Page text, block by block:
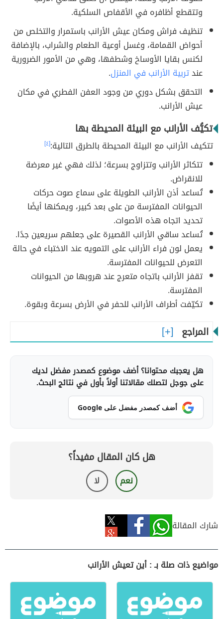
وتتقطع أظافره في الأقفاص السلكية.
تنظيف فراش ومكان عيش الأرانب باستمرار والتخلص من
أحواض القمامة، وغسل أوعية الطعام والشراب، بالإضافة
لكنس بقايا الأوساخ وشطفها، وهي من الأمور الضرورية
عندتربية الأرانب في المنزل.
التحقق بشكل دوري من وجود العفن الفطري في مكان
عيش الأرانب.
تكيُّف الأرانب مع البيئة المحيطة بها
تتكيف الأرانب مع البيئة المحيطة بالطرق التالية:[٤]
تتكاثر الأرانب وتتزاوج بسرعة؛ لذلك فهي غير معرضة
للانقراض.
تُساعد أذن الأرانب الطويلة على سماع صوت حركات
الحيوانات المفترسة من على بعد كبير، ويمكنها أيضًا
تحديد اتجاه هذه الأصوات.
تُساعد ساقي الأرانب القصيرة على جعلهم سريعين جدًا.
يعمل لون فراء الأرانب على التمويه عند الاختباء في حالة
التعرض للحيوانات المفترسة.
تقفز الأرانب باتجاه متعرج عند هروبها من الحيوانات
المفترسة.
تكيّفت أطراف الأرانب للحفر في الأرض بسرعة وبقوة.
المراجع
هل يعجبك محتوانا؟ أضف موضوع كمصدر مفضل لديك
على جوجل لتصلك مقالاتنا أولاً بأول في نتائج البحث.
أضف كمصدر مفضل على Google
هل كان المقال مفيداً؟
نعم لا
شارك المقالة
مواضيع ذات صلة بـ : أين تعيش الأرانب